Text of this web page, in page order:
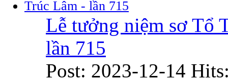
Lễ tưởng niệm sơ Tổ
lần 715
Post: 2023-12-14